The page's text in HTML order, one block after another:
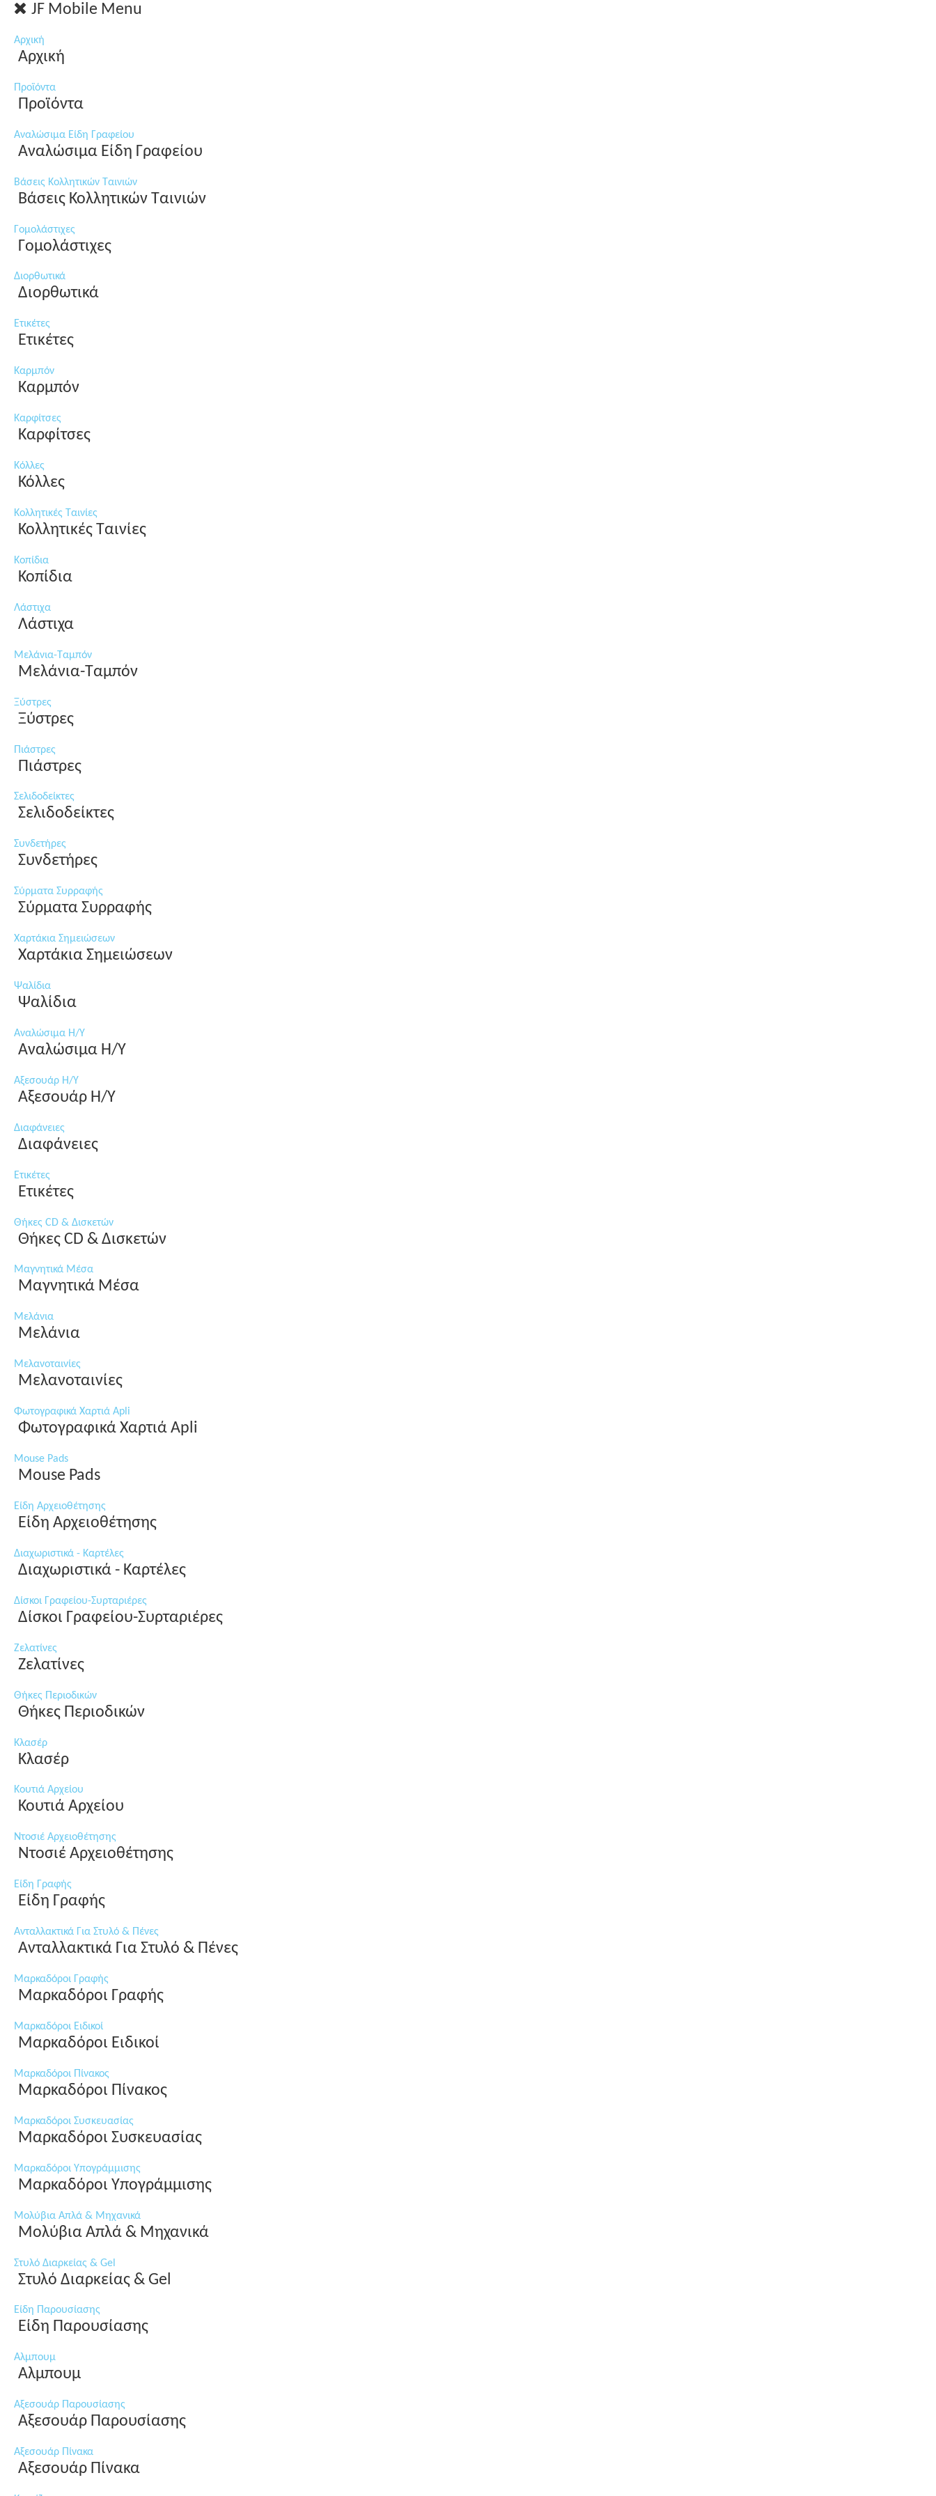
JF Mobile Menu
Αρχική
Αρχική
Προϊόντα
Προϊόντα
Αναλώσιμα Είδη Γραφείου
Αναλώσιμα Είδη Γραφείου
Βάσεις Κολλητικών Ταινιών
Βάσεις Κολλητικών Ταινιών
Γομολάστιχες
Γομολάστιχες
Διορθωτικά
Διορθωτικά
Ετικέτες
Ετικέτες
Καρμπόν
Καρμπόν
Καρφίτσες
Καρφίτσες
Κόλλες
Κόλλες
Κολλητικές Ταινίες
Κολλητικές Ταινίες
Κοπίδια
Κοπίδια
Λάστιχα
Λάστιχα
Μελάνια-Ταμπόν
Μελάνια-Ταμπόν
Ξύστρες
Ξύστρες
Πιάστρες
Πιάστρες
Σελιδοδείκτες
Σελιδοδείκτες
Συνδετήρες
Συνδετήρες
Σύρματα Συρραφής
Σύρματα Συρραφής
Χαρτάκια Σημειώσεων
Χαρτάκια Σημειώσεων
Ψαλίδια
Ψαλίδια
Αναλώσιμα Η/Υ
Αναλώσιμα Η/Υ
Αξεσουάρ Η/Υ
Αξεσουάρ Η/Υ
Διαφάνειες
Διαφάνειες
Ετικέτες
Ετικέτες
Θήκες CD & Δισκετών
Θήκες CD & Δισκετών
Μαγνητικά Μέσα
Μαγνητικά Μέσα
Μελάνια
Μελάνια
Μελανοταινίες
Μελανοταινίες
Φωτογραφικά Χαρτιά Apli
Φωτογραφικά Χαρτιά Apli
Mouse Pads
Mouse Pads
Είδη Αρχειοθέτησης
Είδη Αρχειοθέτησης
Διαχωριστικά - Καρτέλες
Διαχωριστικά - Καρτέλες
Δίσκοι Γραφείου-Συρταριέρες
Δίσκοι Γραφείου-Συρταριέρες
Ζελατίνες
Ζελατίνες
Θήκες Περιοδικών
Θήκες Περιοδικών
Κλασέρ
Κλασέρ
Κουτιά Αρχείου
Κουτιά Αρχείου
Ντοσιέ Αρχειοθέτησης
Ντοσιέ Αρχειοθέτησης
Είδη Γραφής
Είδη Γραφής
Ανταλλακτικά Για Στυλό & Πένες
Ανταλλακτικά Για Στυλό & Πένες
Μαρκαδόροι Γραφής
Μαρκαδόροι Γραφής
Μαρκαδόροι Ειδικοί
Μαρκαδόροι Ειδικοί
Μαρκαδόροι Πίνακος
Μαρκαδόροι Πίνακος
Μαρκαδόροι Συσκευασίας
Μαρκαδόροι Συσκευασίας
Μαρκαδόροι Υπογράμμισης
Μαρκαδόροι Υπογράμμισης
Μολύβια Απλά & Μηχανικά
Μολύβια Απλά & Μηχανικά
Στυλό Διαρκείας & Gel
Στυλό Διαρκείας & Gel
Είδη Παρουσίασης
Είδη Παρουσίασης
Αλμπουμ
Αλμπουμ
Αξεσουάρ Παρουσίασης
Αξεσουάρ Παρουσίασης
Αξεσουάρ Πίνακα
Αξεσουάρ Πίνακα